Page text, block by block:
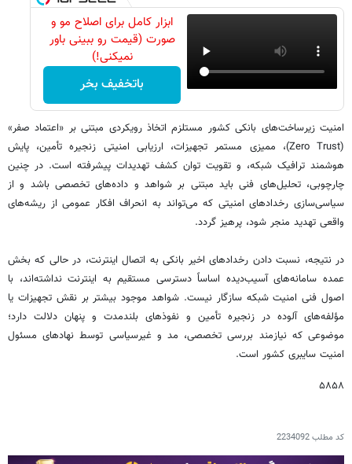
ابزار کامل برای اصلاح مو و
صورت (قیمت رو ببینی باور
نمیکنی!)
باتخفیف بخر
امنیت زیرساخت‌های بانکی کشور مستلزم اتخاذ رویکردی مبتنی بر «اعتماد صفر»
(Zero Trust)، ممیزی مستمر تجهیزات، ارزیابی امنیتی زنجیره تأمین، پایش
هوشمند ترافیک شبکه، و تقویت توان کشف تهدیدات پیشرفته است. در چنین
چارچوبی، تحلیل‌های فنی باید مبتنی بر شواهد و داده‌های تخصصی باشد و از
سیاسی‌سازی رخدادهای امنیتی که می‌تواند به انحراف افکار عمومی از ریشه‌های
واقعی تهدید منجر شود، پرهیز گردد.
در نتیجه، نسبت دادن رخدادهای اخیر بانکی به اتصال اینترنت، در حالی که بخش
عمده سامانه‌های آسیب‌دیده اساساً دسترسی مستقیم به اینترنت نداشته‌اند، با
اصول فنی امنیت شبکه سازگار نیست. شواهد موجود بیشتر بر نقش تجهیزات یا
مؤلفه‌های آلوده در زنجیره تأمین و نفوذهای بلندمدت و پنهان دلالت دارد؛
موضوعی که نیازمند بررسی تخصصی، مد و غیرسیاسی توسط نهادهای مسئول
امنیت سایبری کشور است.
۵۸۵۸
کد مطلب2234092